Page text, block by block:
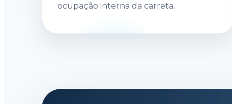
ocupação interna da carreta.